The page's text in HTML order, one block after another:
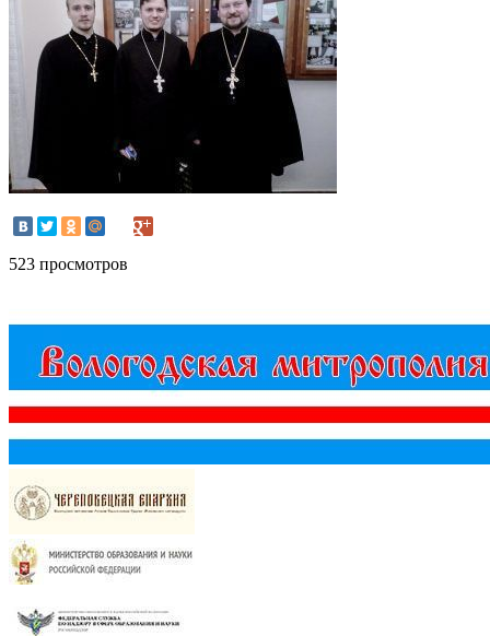
523 просмотров